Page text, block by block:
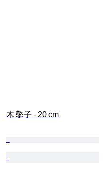
木 鑿子 - 20 cm